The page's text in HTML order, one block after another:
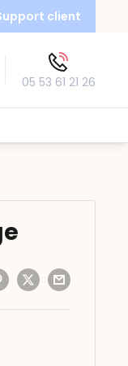
client
05 53 61 21 26